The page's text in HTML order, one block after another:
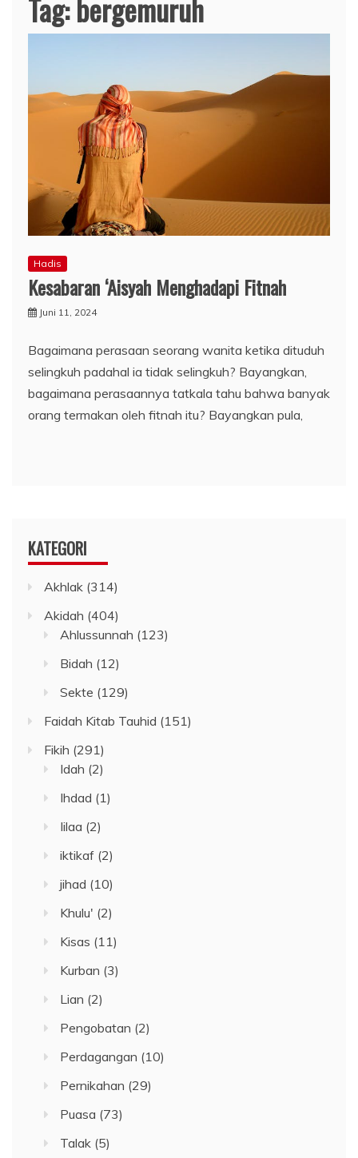
Tag:bergemuruh
Hadis
Kesabaran ‘Aisyah Menghadapi Fitnah
Juni 11, 2024
Bagaimana perasaan seorang wanita ketika dituduh
selingkuh padahal ia tidak selingkuh? Bayangkan,
bagaimana perasaannya tatkala tahu bahwa banyak
orang termakan oleh fitnah itu? Bayangkan pula,
KATEGORI
Akhlak (314)
Akidah (404)
Ahlussunnah (123)
Bidah (12)
Sekte (129)
Faidah Kitab Tauhid (151)
Fikih (291)
Idah (2)
Ihdad (1)
Iilaa (2)
iktikaf (2)
jihad (10)
Khulu' (2)
Kisas (11)
Kurban (3)
Lian (2)
Pengobatan (2)
Perdagangan (10)
Pernikahan (29)
Puasa (73)
Talak (5)